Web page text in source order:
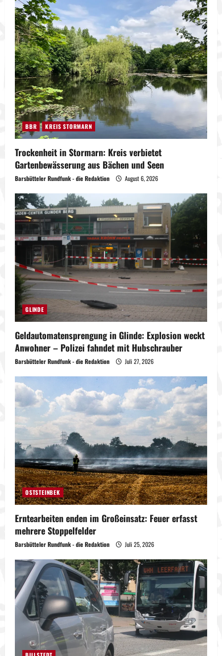
BBR KREIS STORMARN
Trockenheit in Stormarn: Kreis verbietet
Gartenbewässerung aus Bächen und Seen
Barsbütteler Rundfunk - die Redaktion August 6, 2026
GLINDE
Geldautomatensprengung in Glinde: Explosion weckt
Anwohner – Polizei fahndet mit Hubschrauber
Barsbütteler Rundfunk - die Redaktion Juli 27, 2026
OSTSTEINBEK
Erntearbeiten enden im Großeinsatz: Feuer erfasst
mehrere Stoppelfelder
Barsbütteler Rundfunk - die Redaktion Juli 25, 2026